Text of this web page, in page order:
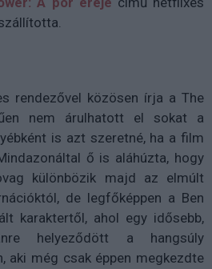
rendezővel közösen írja a The
nem árulhatott el sokat a
is azt szeretné, ha a film
ő is aláhúzta, hogy
különbözik majd az elmúlt
de legfőképpen a Ben
karaktertől, ahol egy idősebb,
helyeződött a hangsúly
aki még csak éppen megkezdte